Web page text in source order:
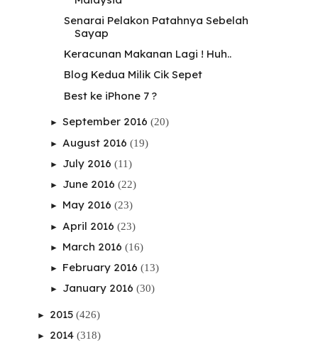
Senarai Pelakon Patahnya Sebelah
Sayap
Keracunan Makanan Lagi ! Huh..
Blog Kedua Milik Cik Sepet
Best ke iPhone 7 ?
► September 2016 (20)
► August 2016 (19)
► July 2016 (11)
► June 2016 (22)
► May 2016 (23)
► April 2016 (23)
► March 2016 (16)
► February 2016 (13)
► January 2016 (30)
► 2015 (426)
► 2014 (318)